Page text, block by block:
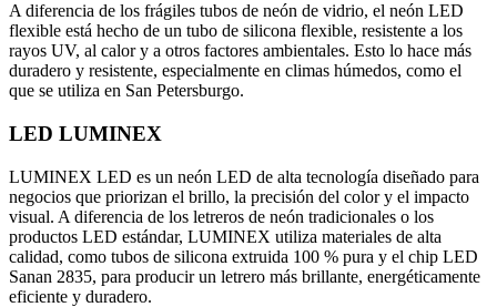
A diferencia de los frágiles tubos de neón de vidrio, el neón LED
flexible está hecho de un tubo de silicona flexible, resistente a los
rayos UV, al calor y a otros factores ambientales. Esto lo hace más
duradero y resistente, especialmente en climas húmedos, como el
que se utiliza en San Petersburgo.
LED LUMINEX
LUMINEX LED es un neón LED de alta tecnología diseñado para
negocios que priorizan el brillo, la precisión del color y el impacto
visual. A diferencia de los letreros de neón tradicionales o los
productos LED estándar, LUMINEX utiliza materiales de alta
calidad, como tubos de silicona extruida 100 % pura y el chip LED
Sanan 2835, para producir un letrero más brillante, energéticamente
eficiente y duradero.